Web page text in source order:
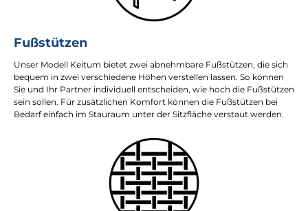
Fußstützen
Unser Modell Keitum bietet zwei abnehmbare Fußstützen, die sich
bequem in zwei verschiedene Höhen verstellen lassen. So können
Sie und Ihr Partner individuell entscheiden, wie hoch die Fußstützen
sein sollen. Für zusätzlichen Komfort können die Fußstützen bei
Bedarf einfach im Stauraum unter der Sitzfläche verstaut werden.